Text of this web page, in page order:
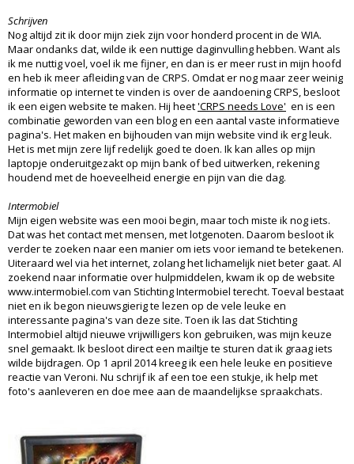
Schrijven
Nog altijd zit ik door mijn ziek zijn voor honderd procent in de WIA.
Maar ondanks dat, wilde ik een nuttige daginvulling hebben. Want als
ik me nuttig voel, voel ik me fijner, en dan is er meer rust in mijn hoofd
en heb ik meer afleiding van de CRPS. Omdat er nog maar zeer weinig
informatie op internet te vinden is over de aandoening CRPS, besloot
ik een eigen website te maken. Hij heet 'CRPS needs Love' en is een
combinatie geworden van een blog en een aantal vaste informatieve
pagina's. Het maken en bijhouden van mijn website vind ik erg leuk.
Het is met mijn zere lijf redelijk goed te doen. Ik kan alles op mijn
laptopje onderuitgezakt op mijn bank of bed uitwerken, rekening
houdend met de hoeveelheid energie en pijn van die dag.
Intermobiel
Mijn eigen website was een mooi begin, maar toch miste ik nog iets.
Dat was het contact met mensen, met lotgenoten. Daarom besloot ik
verder te zoeken naar een manier om iets voor iemand te betekenen.
Uiteraard wel via het internet, zolang het lichamelijk niet beter gaat. Al
zoekend naar informatie over hulpmiddelen, kwam ik op de website
www.intermobiel.com van Stichting Intermobiel terecht. Toeval bestaat
niet en ik begon nieuwsgierig te lezen op de vele leuke en
interessante pagina's van deze site. Toen ik las dat Stichting
Intermobiel altijd nieuwe vrijwilligers kon gebruiken, was mijn keuze
snel gemaakt. Ik besloot direct een mailtje te sturen dat ik graag iets
wilde bijdragen. Op 1 april 2014 kreeg ik een hele leuke en positieve
reactie van Veroni. Nu schrijf ik af een toe een stukje, ik help met
foto's aanleveren en doe mee aan de maandelijkse spraakchats.